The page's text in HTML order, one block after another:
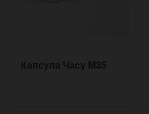
Капсула Часу M35